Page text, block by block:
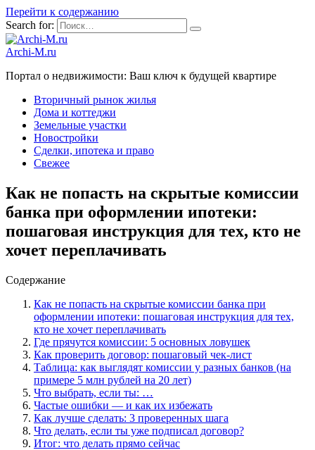
Перейти к содержанию
Search for:
Archi-M.ru
Портал о недвижимости: Ваш ключ к будущей квартире
Вторичный рынок жилья
Дома и коттеджи
Земельные участки
Новостройки
Сделки, ипотека и право
Свежее
Как не попасть на скрытые комиссии
банка при оформлении ипотеки:
пошаговая инструкция для тех, кто не
хочет переплачивать
Содержание
Как не попасть на скрытые комиссии банка при
оформлении ипотеки: пошаговая инструкция для тех,
кто не хочет переплачивать
Где прячутся комиссии: 5 основных ловушек
Как проверить договор: пошаговый чек-лист
Таблица: как выглядят комиссии у разных банков (на
примере 5 млн рублей на 20 лет)
Что выбрать, если ты: …
Частые ошибки — и как их избежать
Как лучше сделать: 3 проверенных шага
Что делать, если ты уже подписал договор?
Итог: что делать прямо сейчас